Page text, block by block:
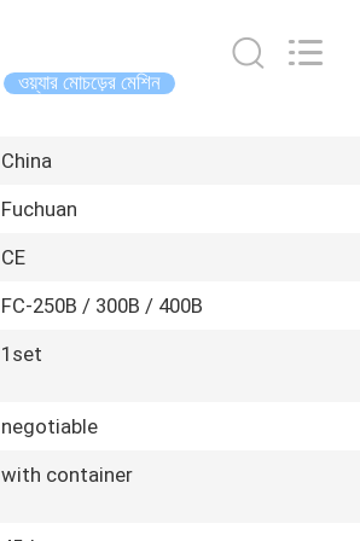
ওয়্যার মোচড়ের মেশিন
China
Fuchuan
CE
FC-250B / 300B / 400B
1set
negotiable
with container